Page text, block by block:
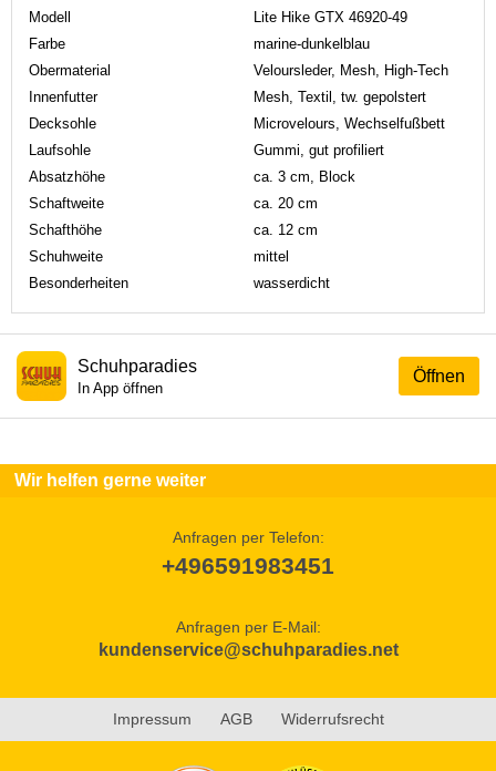
Modell
Lite Hike GTX 46920-49
Farbe
marine-dunkelblau
Obermaterial
Veloursleder, Mesh, High-Tech
Innenfutter
Mesh, Textil, tw. gepolstert
Decksohle
Microvelours, Wechselfußbett
Laufsohle
Gummi, gut profiliert
Absatzhöhe
ca. 3 cm, Block
Schaftweite
ca. 20 cm
Schafthöhe
ca. 12 cm
Schuhweite
mittel
Besonderheiten
wasserdicht
Öffnen
Schuhparadies
In App öffnen
Wir helfen gerne weiter
Anfragen per Telefon:
+496591983451
Anfragen per E-Mail:
kundenservice@schuhparadies.net
Impressum AGB Widerrufsrecht